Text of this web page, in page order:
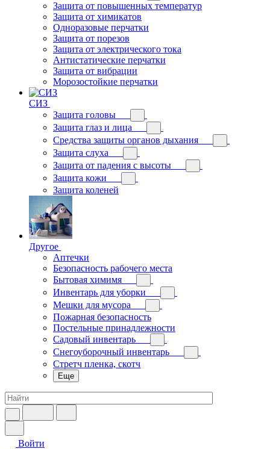
Защита от повышенных температур
Защита от химикатов
Одноразовые перчатки
Защита от порезов
Защита от электрического тока
Антистатические перчатки
Защита от вибрации
Морозостойкие перчатки
СИЗ
Защита головы
Защита глаз и лица
Средства защиты органов дыхания
Защита слуха
Защита от падения с высоты
Защита кожи
Защита коленей
Другое
Аптечки
Безопасность рабочего места
Бытовая химимя
Инвентарь для уборки
Мешки для мусора
Пожарная безопасность
Постельные принадлежности
Садовый инвентарь
Снегоуборочный инвентарь
Стретч пленка, скотч
Еще
Войти